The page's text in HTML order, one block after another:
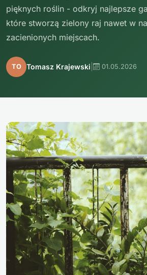
pięknych roślin - odkryj najlepsze
które stworzą zielony raj nawet w
zacienionych miejscach.
TO Tomasz Krajewski 01.05.2026